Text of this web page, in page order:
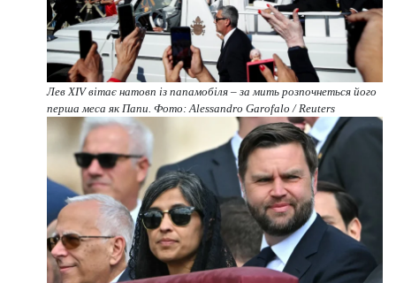
Лев XIV вітає натовп із папамобіля – за мить розпочнеться його
перша меса як Папи. Фото: Alessandro Garofalo / Reuters